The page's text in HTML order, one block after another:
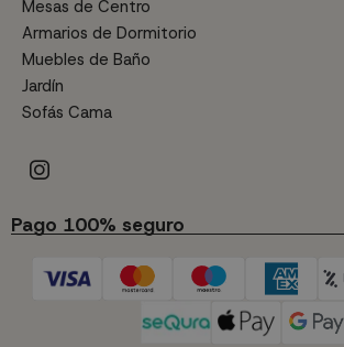
Mesas de Centro
Armarios de Dormitorio
Muebles de Baño
Jardín
Sofás Cama
Pago 100% seguro